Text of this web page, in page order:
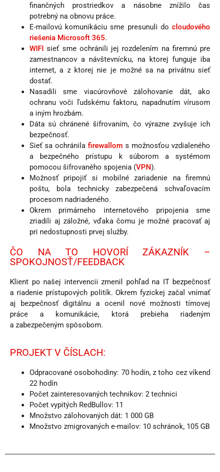
finančných prostriedkov a násobne znížilo čas
potrebný na obnovu práce.
E-mailovú komunikáciu sme presunuli do cloudového
riešenia Microsoft 365.
WIFI sieť sme ochránili jej rozdelením na firemnú pre
zamestnancov a návštevnícku, na ktorej funguje iba
internet, a z ktorej nie je možné sa na privátnu sieť
dostať.
Nasadili sme viacúrovňové zálohovanie dát, ako
ochranu voči ľudskému faktoru, napadnutím vírusom
a iným hrozbám.
Dáta sú chránené šifrovaním, čo výrazne zvyšuje ich
bezpečnosť.
Sieť sa ochránila firewallom s možnosťou vzdialeného
a bezpečného prístupu k súborom a systémom
pomocou šifrovaného spojenia (VPN).
Možnosť pripojiť si mobilné zariadenie na firemnú
poštu, bola technicky zabezpečená schvaľovacím
procesom nadriadeného.
Okrem primárneho internetového pripojenia sme
zriadili aj záložné, vďaka čomu je možné pracovať aj
pri nedostupnosti prvej služby.
ČO NA TO HOVORÍ ZÁKAZNÍK –
SPOKOJNOSŤ/FEEDBACK
Klient po našej intervencii zmenil pohľad na IT bezpečnosť
a riadenie prístupových politík. Okrem fyzickej začal vnímať
aj bezpečnosť digitálnu a ocenil nové možnosti tímovej
práce a komunikácie, ktorá prebieha riadeným
a zabezpečeným spôsobom.
PROJEKT V ČÍSLACH:
Odpracované osobohodiny: 70 hodín, z toho cez víkend
22 hodín
Počet zainteresovaných technikov: 2 technici
Počet vypitých RedBullov: 11
Množstvo zálohovaných dát: 1 000 GB
Množstvo zmigrovaných e-mailov: 10 schránok, 105 GB